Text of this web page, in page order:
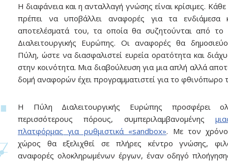
Η διαφάνεια και η ανταλλαγή γνώσης είναι κρίσιμες.
πρέπει να υποβάλλει αναφορές για τα ενδιάμεσα
αποτελέσματά του, τα οποία θα συζητούνται από το
Διαλειτουργικής Ευρώπης. Οι αναφορές θα
Πύλη, ώστε να διασφαλιστεί ευρεία ορατότητα και
στην κοινότητα. Μια διαβούλευση για μια απλή αλλά
δομή αναφορών έχει προγραμματιστεί για το φθινόπωρο
Η Πύλη Διαλειτουργικής Ευρώπης προσφέρει
περισσότερους πόρους, συμπεριλαμβανομένης
πλατφόρμας για ρυθμιστικά «sandbox». Με τον
χώρος θα εξελιχθεί σε πλήρες κέντρο γνώσης,
αναφορές ολοκληρωμένων έργων, έναν οδηγό